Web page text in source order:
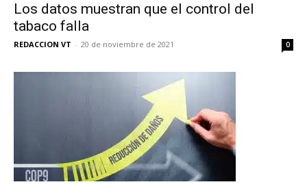
Los datos muestran que el control del
tabaco falla
REDACCION VT - 20 de noviembre de 2021 0